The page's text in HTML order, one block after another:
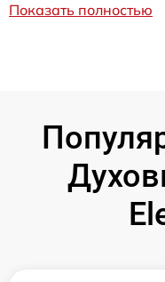
Показать полностью